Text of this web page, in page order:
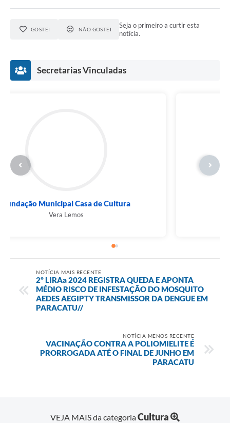
GOSTEI NÃO GOSTEI
Seja o primeiro a curtir esta
notícia.
Secretarias Vinculadas
Fundação Municipal Casa de Cultura
NOTÍCIA MAIS RECENTE
2º LIRAa 2024 REGISTRA QUEDA E APONTA
MÉDIO RISCO DE INFESTAÇÃO DO MOSQUITO
AEDES AEGIPTY TRANSMISSOR DA DENGUE EM
PARACATU//
NOTÍCIA MENOS RECENTE
VACINAÇÃO CONTRA A POLIOMIELITE É
PRORROGADA ATÉ O FINAL DE JUNHO EM
PARACATU
VEJA MAIS da categoriaCultura